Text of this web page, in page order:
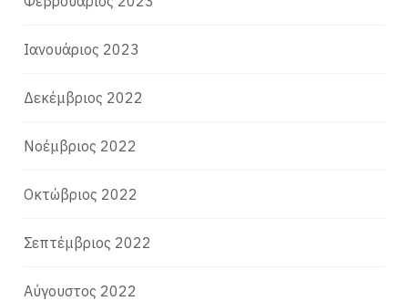
Ιανουάριος 2023
Δεκέμβριος 2022
Νοέμβριος 2022
Οκτώβριος 2022
Σεπτέμβριος 2022
Αύγουστος 2022